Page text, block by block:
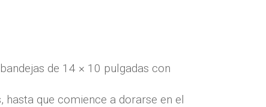
de 14 × 10 pulgadas con
hasta que comience a dorarse en el